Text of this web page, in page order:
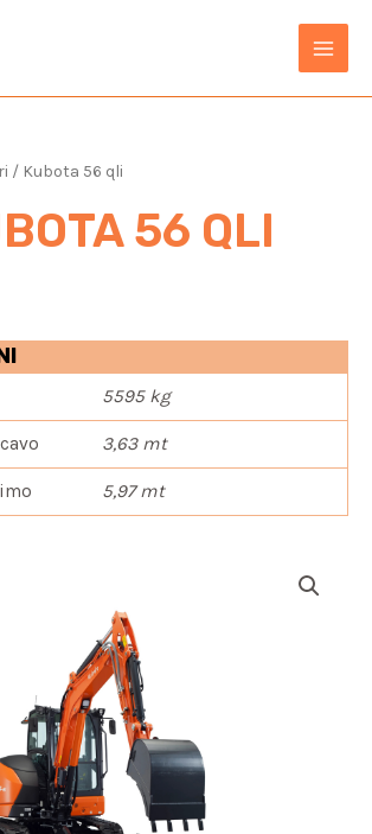
MAIN
/ Kubota 56 qli
56 QLI
5595 kg
3,63 mt
5,97 mt